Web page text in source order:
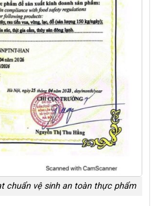
chuẩn vệ sinh an toàn thực phẩm